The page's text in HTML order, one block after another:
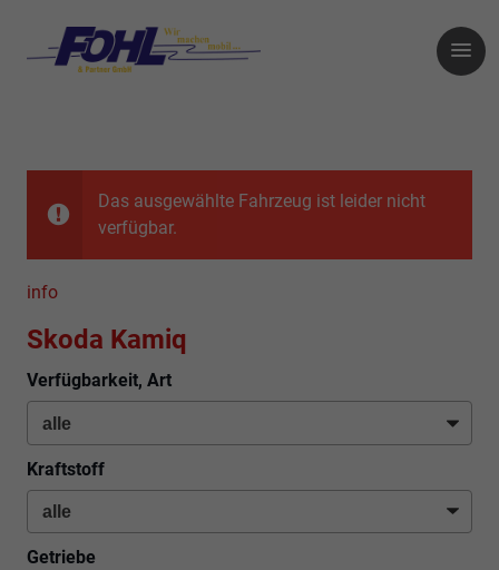
Das ausgewählte Fahrzeug ist leider nicht
verfügbar.
info
Skoda Kamiq
Verfügbarkeit, Art
Kraftstoff
Getriebe